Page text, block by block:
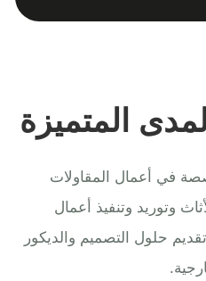
المتميزة
في أعمال المقاولات
وتوريد وتنفيذ أعمال
حلول التصميم والديكور